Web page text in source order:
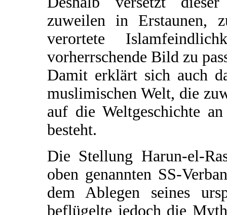
zuweilen in Erstaunen,
verortete
vorherrschende Bild zu
Damit erklärt sich auch
muslimischen Welt, die
auf die Weltgeschichte
besteht.
Die Stellung Harun-el-
oben genannten SS-
dem Ablegen seines
beflügelte jedoch die